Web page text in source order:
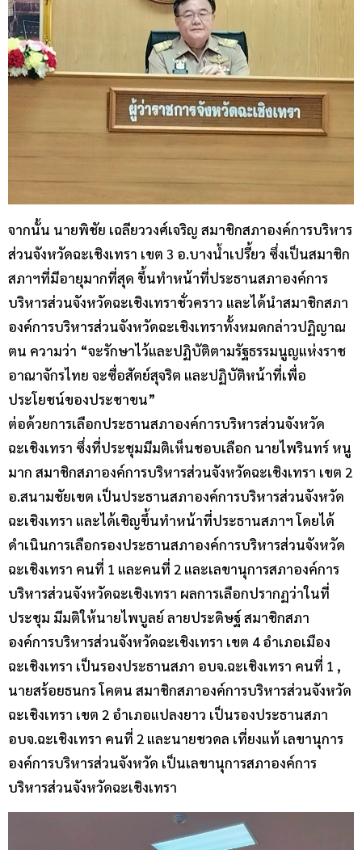
จากนั้น นายพิชัย เฉลียววงศ์เจริญ สมาชิกสภาองค์การบริหาร
ส่วนจังหวัดฉะเชิงเทรา เขต 3 อ.บางน้ำเปรี้ยว ซึ่งเป็นสมาชิก
สภาฯที่มีอายุมากที่สุด ขึ้นทำหน้าที่ประธานสภาองค์การ
บริหารส่วนจังหวัดฉะเชิงเทราชั่วคราว และได้นำสมาชิกสภา
องค์การบริหารส่วนจังหวัดฉะเชิงเทราทั้งหมดกล่าวปฏิญาณ
ตน ความว่า “จะรักษาไว้และปฏิบัติตามรัฐธรรมนูญแห่งราช
อาณาจักรไทย จะซื่อสัตย์สุจริต และปฏิบัติหน้าที่เพื่อ
ประโยชน์ของประชาขน”
ต่อด้วยการเลือกประธานสภาองค์การบริหารส่วนจังหวัด
ฉะเชิงเทรา ซึ่งที่ประชุมมีมติเห็นชอบเลือก นายไพรินทร์ หนู
มาก สมาชิกสภาองค์การบริหารส่วนจังหวัดฉะเชิงเทรา เขต 2
อ.สนามชัยเขต เป็นประธานสภาองค์การบริหารส่วนจังหวัด
ฉะเชิงเทรา และได้เชิญขึ้นทำหน้าที่ประธานสภาฯ โดยได้
ดำเนินการเลือกรองประธานสภาองค์การบริหารส่วนจังหวัด
ฉะเชิงเทรา คนที่ 1 และคนที่ 2 และเลขานุการสภาองค์การ
บริหารส่วนจังหวัดฉะเชิงเทรา ผลการเลือกปรากฏว่าในที่
ประชุม มีมติให้นายไพบูลย์ ลายประดิษฐ์ สมาชิกสภา
องค์การบริหารส่วนจังหวัดฉะเชิงเทรา เขต 4 อำเภอเมือง
ฉะเชิงเทรา เป็นรองประธานสภา อบจ.ฉะเชิงเทรา คนที่ 1 ,
นายสร้อยธนกร โคตน สมาชิกสภาองค์การบริหารส่วนจังหวัด
ฉะเชิงเทรา เขต 2 อำเภอแปลงยาว เป็นรองประธานสภา
อบจ.ฉะเชิงเทรา คนที่ 2 และนายชวดล เที่ยงแท้ เลขานุการ
องค์การบริหารส่วนจังหวัด เป็นเลขานุการสภาองค์การ
บริหารส่วนจังหวัดฉะเชิงเทรา